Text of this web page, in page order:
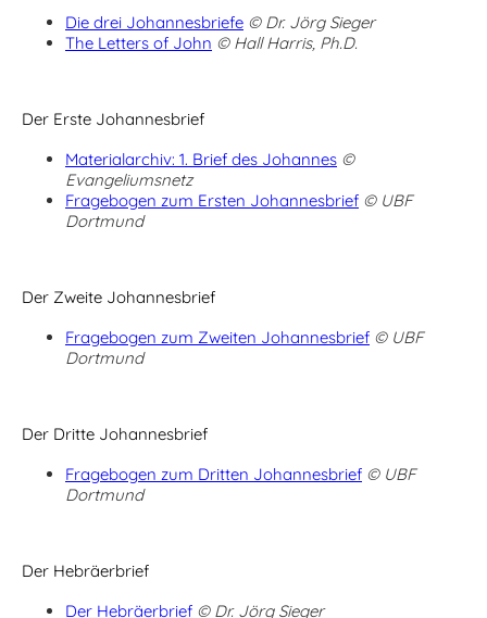
Die drei Johannesbriefe © Dr. Jörg Sieger
The Letters of John © Hall Harris, Ph.D.
Der Erste Johannesbrief
Materialarchiv: 1. Brief des Johannes ©
Evangeliumsnetz
Fragebogen zum Ersten Johannesbrief © UBF
Dortmund
Der Zweite Johannesbrief
Fragebogen zum Zweiten Johannesbrief © UBF
Dortmund
Der Dritte Johannesbrief
Fragebogen zum Dritten Johannesbrief © UBF
Dortmund
Der Hebräerbrief
Der Hebräerbrief © Dr. Jörg Sieger